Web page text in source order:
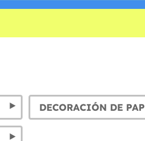
DECORACIÓN DE